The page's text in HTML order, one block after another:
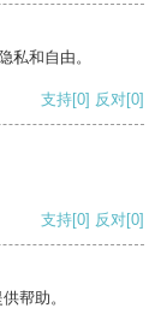
私和自由。
支持[0] 反对[0]
支持[0] 反对[0]
帮助。